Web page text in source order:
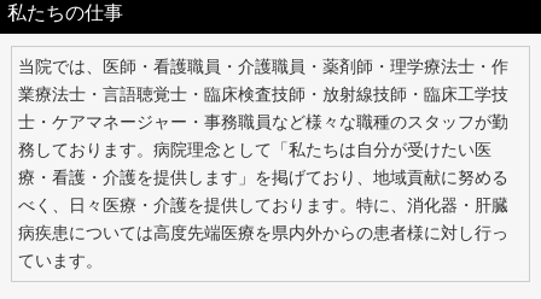
私たちの仕事
当院では、医師・看護職員・介護職員・薬剤師・理学療法士・作
業療法士・言語聴覚士・臨床検査技師・放射線技師・臨床工学技
士・ケアマネージャー・事務職員など様々な職種のスタッフが勤
務しております。病院理念として「私たちは自分が受けたい医
療・看護・介護を提供します」を掲げており、地域貢献に努める
べく、日々医療・介護を提供しております。特に、消化器・肝臓
病疾患については高度先端医療を県内外からの患者様に対し行っ
ています。